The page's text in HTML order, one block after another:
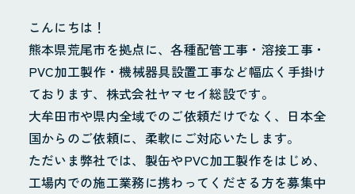
こんにちは！
熊本県荒尾市を拠点に、各種配管工事・溶接工事・
PVC加工製作・機械器具設置工事など幅広く手掛け
ております、株式会社ヤマセイ総設です。
大牟田市や県内全域でのご依頼だけでなく、日本全
国からのご依頼に、柔軟にご対応いたします。
ただいま弊社では、製缶やPVC加工製作をはじめ、
工場内での施工業務に携わってくださる方を募集中